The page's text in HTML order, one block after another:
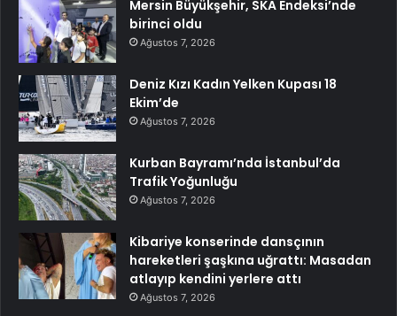
Mersin Büyükşehir, SKA Endeksi’nde
birinci oldu
Ağustos 7, 2026
Deniz Kızı Kadın Yelken Kupası 18
Ekim’de
Ağustos 7, 2026
Kurban Bayramı’nda İstanbul’da
Trafik Yoğunluğu
Ağustos 7, 2026
Kibariye konserinde dansçının
hareketleri şaşkına uğrattı: Masadan
atlayıp kendini yerlere attı
Ağustos 7, 2026